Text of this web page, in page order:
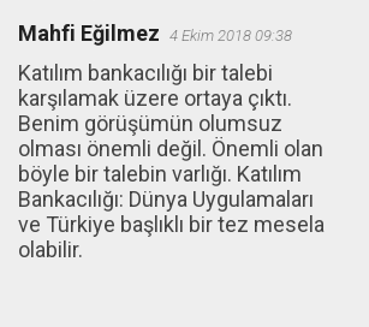
Mahfi Eğilmez 4 Ekim 2018 09:38
Katılım bankacılığı bir talebi
karşılamak üzere ortaya çıktı.
Benim görüşümün olumsuz
olması önemli değil. Önemli olan
böyle bir talebin varlığı. Katılım
Bankacılığı: Dünya Uygulamaları
ve Türkiye başlıklı bir tez mesela
olabilir.